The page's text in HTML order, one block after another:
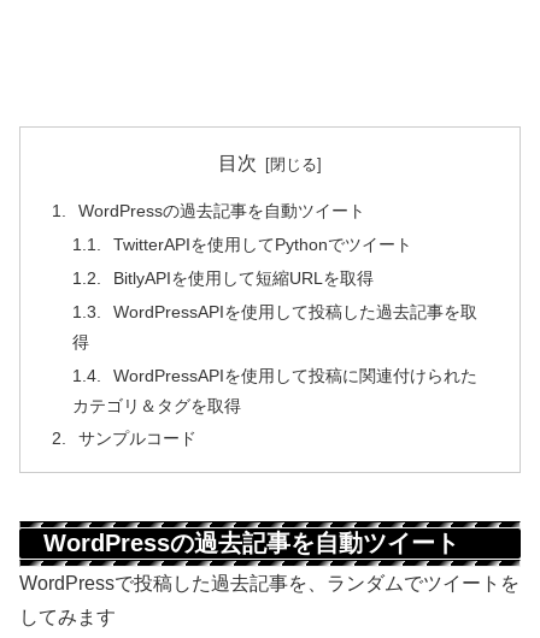
目次
WordPressの過去記事を自動ツイート
TwitterAPIを使用してPythonでツイート
BitlyAPIを使用して短縮URLを取得
WordPressAPIを使用して投稿した過去記事を取
得
WordPressAPIを使用して投稿に関連付けられた
カテゴリ＆タグを取得
サンプルコード
WordPressの過去記事を自動ツイート
WordPressで投稿した過去記事を、ランダムでツイートを
してみます